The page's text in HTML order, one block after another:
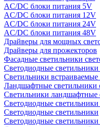
AC/DC блоки питания 5V
AC/DC блоки питания 12V
AC/DC блоки питания 24V
AC/DC блоки питания 48V
Драйверы для мощных
Драйверы для прожекторов
Фасадные светильники
Светодиодные
Светильники встраиваемые
Ландшафтные светильники
Светильники ландшафтные
Светодиодные
Светодиодные светильники
Светодиодные